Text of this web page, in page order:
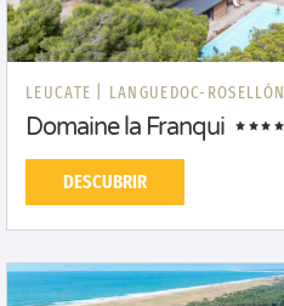
LEUCATE | LANGUEDOC-ROSELLÓN
Domaine la Franqui
DESCUBRIR